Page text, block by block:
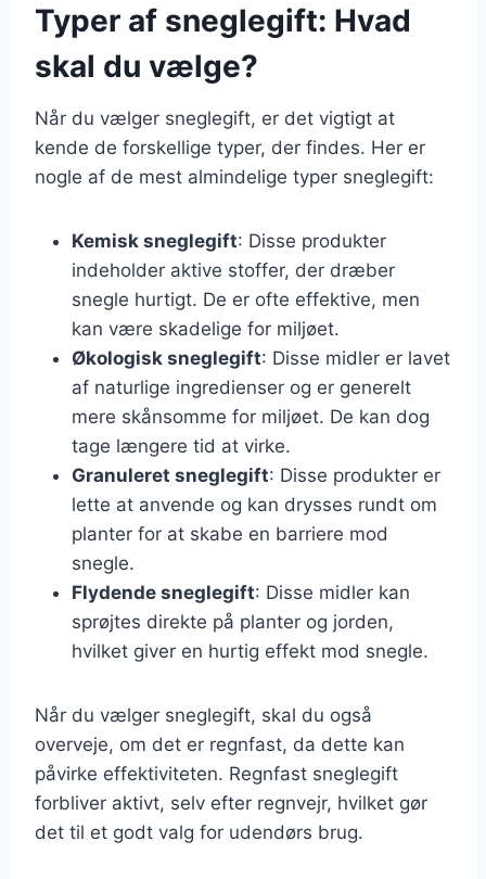
Typer af sneglegift: Hvad
skal du vælge?
Når du vælger sneglegift, er det vigtigt at
kende de forskellige typer, der findes. Her er
nogle af de mest almindelige typer sneglegift:
Kemisk sneglegift: Disse produkter
indeholder aktive stoffer, der dræber
snegle hurtigt. De er ofte effektive, men
kan være skadelige for miljøet.
Økologisk sneglegift: Disse midler er lavet
af naturlige ingredienser og er generelt
mere skånsomme for miljøet. De kan dog
tage længere tid at virke.
Granuleret sneglegift: Disse produkter er
lette at anvende og kan drysses rundt om
planter for at skabe en barriere mod
snegle.
Flydende sneglegift: Disse midler kan
sprøjtes direkte på planter og jorden,
hvilket giver en hurtig effekt mod snegle.
Når du vælger sneglegift, skal du også
overveje, om det er regnfast, da dette kan
påvirke effektiviteten. Regnfast sneglegift
forbliver aktivt, selv efter regnvejr, hvilket gør
det til et godt valg for udendørs brug.